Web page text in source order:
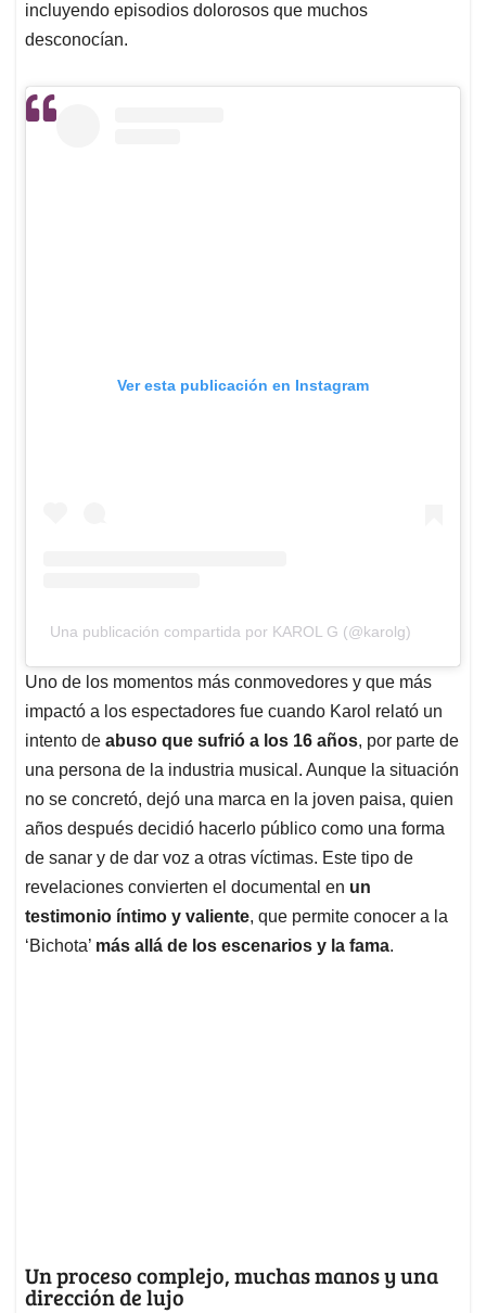
incluyendo episodios dolorosos que muchos
desconocían.
Ver esta publicación en Instagram
Una publicación compartida por KAROL G (@karolg)
Uno de los momentos más conmovedores y que más
impactó a los espectadores fue cuando Karol relató un
intento de abuso que sufrió a los 16 años, por parte de
una persona de la industria musical. Aunque la situación
no se concretó, dejó una marca en la joven paisa, quien
años después decidió hacerlo público como una forma
de sanar y de dar voz a otras víctimas. Este tipo de
revelaciones convierten el documental en un
testimonio íntimo y valiente, que permite conocer a la
‘Bichota’ más allá de los escenarios y la fama.
Un proceso complejo, muchas manos y una
dirección de lujo